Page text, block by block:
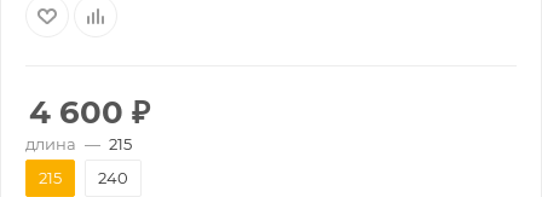
4 600 ₽
длина — 215
215
240